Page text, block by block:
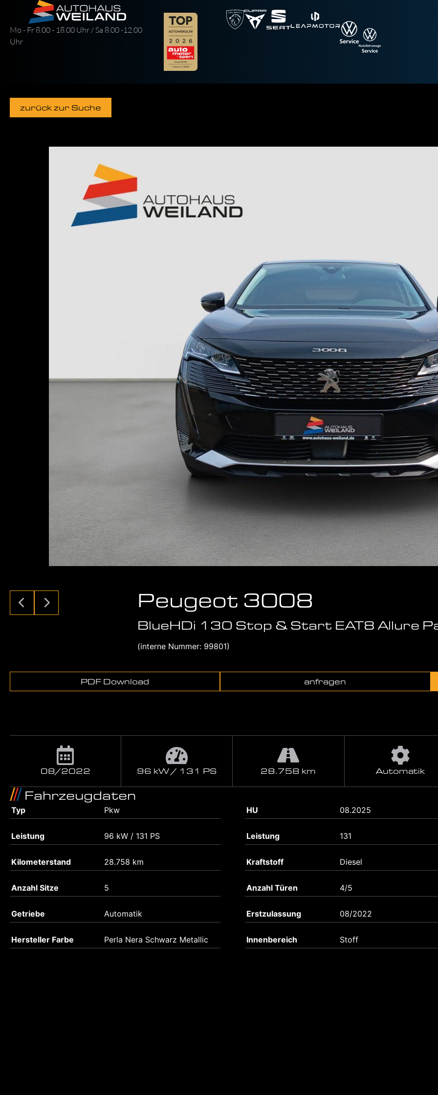
Mo - Fr 8.00 - 18.00 Uhr / Sa 8.00 -12.00
Uhr
zurück zur Suche
Peugeot 3008
BlueHDi 130 Stop & Start EAT8 Allure
(interne Nummer: 99801)
PDF Download anfragen
08/2022 96 kW / 131 PS 28.758 km Automatik
Fahrzeugdaten
Typ Pkw HU 08.2025
Leistung 96 kW / 131 PS Leistung 131
Kilometerstand 28.758 km Kraftstoff Diesel
Anzahl Sitze 5 Anzahl Türen 4/5
Getriebe Automatik Erstzulassung 08/2022
Hersteller Farbe Perla Nera Schwarz Metallic Innenbereich Stoff